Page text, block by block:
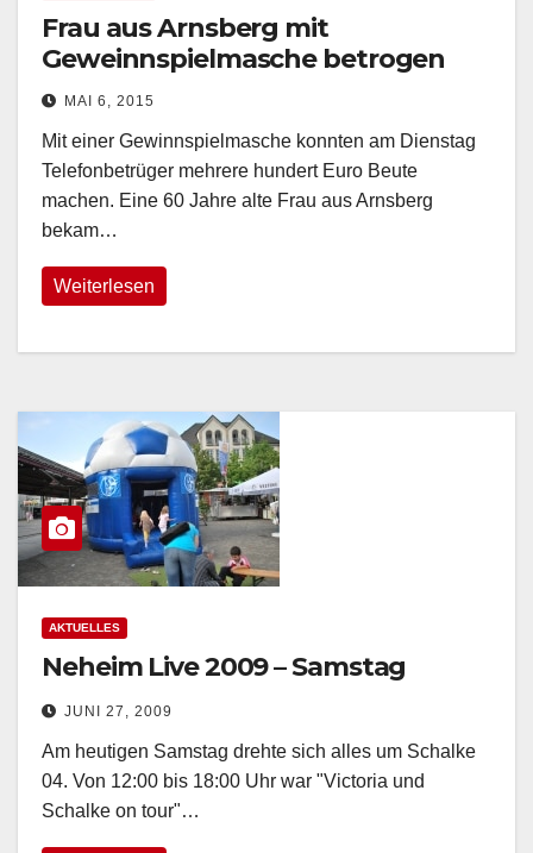
Frau aus Arnsberg mit
Geweinnspielmasche betrogen
MAI 6, 2015
Mit einer Gewinnspielmasche konnten am Dienstag
Telefonbetrüger mehrere hundert Euro Beute
machen. Eine 60 Jahre alte Frau aus Arnsberg
bekam…
Weiterlesen
AKTUELLES
Neheim Live 2009 – Samstag
JUNI 27, 2009
Am heutigen Samstag drehte sich alles um Schalke
04. Von 12:00 bis 18:00 Uhr war "Victoria und
Schalke on tour"…